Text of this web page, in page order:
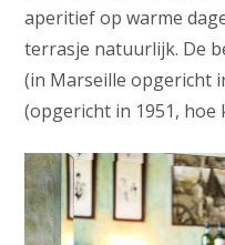
aperitief op warme
terrasje natuurlijk. De
(in Marseille opgericht
(opgericht in 1951, hoe